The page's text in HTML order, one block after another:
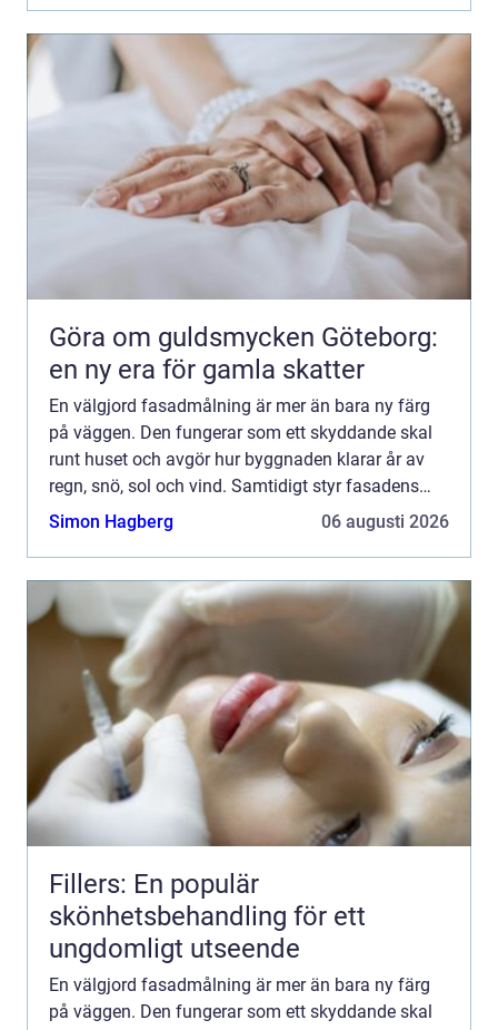
Göra om guldsmycken Göteborg:
en ny era för gamla skatter
En välgjord fasadmålning är mer än bara ny färg
på väggen. Den fungerar som ett skyddande skal
runt huset och avgör hur byggnaden klarar år av
regn, snö, sol och vind. Samtidigt styr fasadens
kul&o...
Simon Hagberg 06 augusti 2026
Fillers: En populär
skönhetsbehandling för ett
ungdomligt utseende
En välgjord fasadmålning är mer än bara ny färg
på väggen. Den fungerar som ett skyddande skal